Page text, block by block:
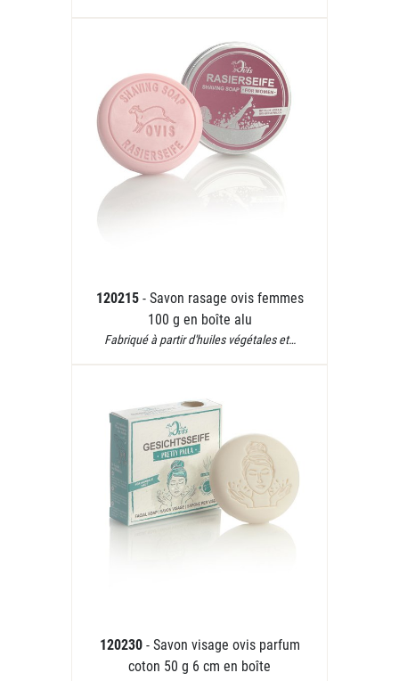
120215 - Savon rasage ovis femmes
100 g en boîte alu
Fabriqué à partir d'huiles végétales et…
120230 - Savon visage ovis parfum
coton 50 g 6 cm en boîte